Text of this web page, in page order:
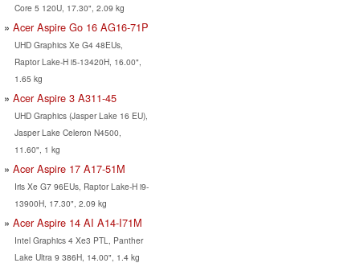
Core 5 120U, 17.30", 2.09 kg
Acer Aspire Go 16 AG16-71P
UHD Graphics Xe G4 48EUs,
Raptor Lake-H i5-13420H, 16.00",
1.65 kg
Acer Aspire 3 A311-45
UHD Graphics (Jasper Lake 16 EU),
Jasper Lake Celeron N4500,
11.60", 1 kg
Acer Aspire 17 A17-51M
Iris Xe G7 96EUs, Raptor Lake-H i9-
13900H, 17.30", 2.09 kg
Acer Aspire 14 AI A14-I71M
Intel Graphics 4 Xe3 PTL, Panther
Lake Ultra 9 386H, 14.00", 1.4 kg